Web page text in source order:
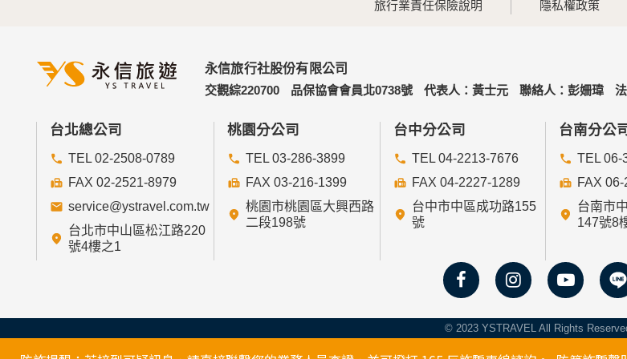
旅行業責任保險說明 隱私權政策
永信旅行社股份有限公司
交觀綜220700
品保協會會員北0738號 代表人：黃士元 聯絡人：彭姍瑋
台北總公司
TEL 02-2508-0789
FAX 02-2521-8979
service@ystravel.com.tw
台北市中山區松江路220
號4樓之1
桃園分公司
TEL 03-286-3899
FAX 03-216-1399
桃園市桃園區大興西路
二段198號
台中分公司
TEL 04-2213-7676
FAX 04-2227-1289
台中市中區成功路155
號
台南分公
TEL 06-
FAX
台南市
147號8
© 2023 YSTRAVEL All Rights